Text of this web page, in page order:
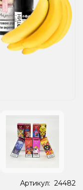
Артикул: 24482